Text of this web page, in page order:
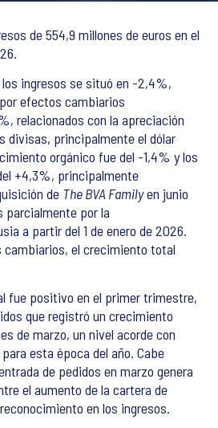
de 554,9 millones de euros en el
ingresos se situó en -2,4%,
efectos cambiarios
relacionados con la apreciación
divisas, principalmente el dólar
orgánico fue del -1,4% y los
+4,3%, principalmente
de The BVA Familyen junio
parcialmente por la
a partir del 1 de enero de 2026.
cambiarios, el crecimiento total
fue positivo en el primer trimestre,
que registró un crecimiento
de marzo, un nivel acorde con
esta época del año. Cabe
de pedidos en marzo genera
el aumento de la cartera de
en los ingresos.